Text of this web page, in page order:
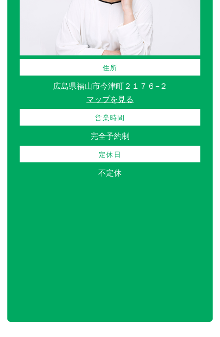
住所
広島県福山市今津町２１７６−２
マップを見る
営業時間
完全予約制
定休日
不定休